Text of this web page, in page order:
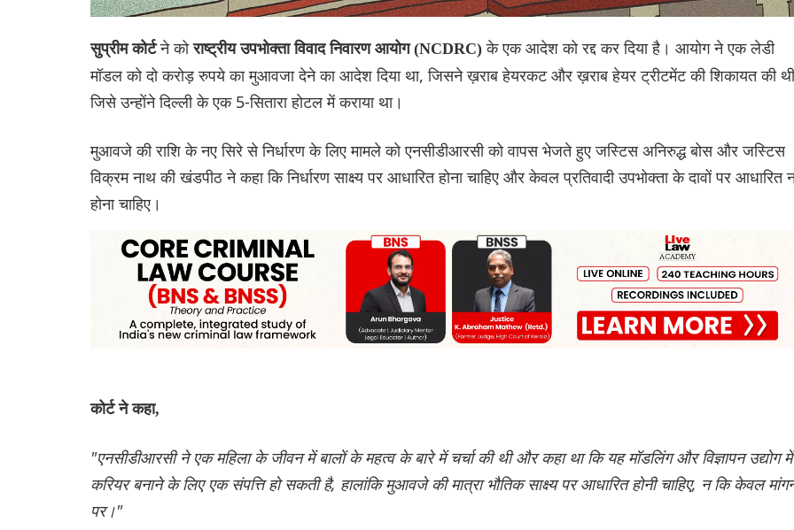
सुप्रीम कोर्टने कोराष्ट्रीय उपभोक्ता विवाद निवारण आयोग (NCDRC)के एक आदेश को रद्द कर दिया है। आयोग ने एक लेडी
मॉडल को दो करोड़ रुपये का मुआवजा देने का आदेश दिया था, जिसने ख़राब हेयरकट और ख़राब हेयर ट्रीटमेंट की शिकायत की
जिसे उन्होंने दिल्ली के एक 5-सितारा होटल में कराया था।
मुआवजे की राशि के नए सिरे से निर्धारण के लिए मामले को एनसीडीआरसी को वापस भेजते हुए जस्टिस अनिरुद्ध बोस और जस्टिस
विक्रम नाथ की खंडपीठ ने कहा कि निर्धारण साक्ष्य पर आधारित होना चाहिए और केवल प्रतिवादी उपभोक्ता के दावों पर आधारित
होना चाहिए।
कोर्ट ने कहा,
"एनसीडीआरसी ने एक महिला के जीवन में बालों के महत्व के बारे में चर्चा की थी और कहा था कि यह मॉडलिंग और विज्ञापन उद्योग में
करियर बनाने के लिए एक संपत्ति हो सकती है, हालांकि मुआवजे की मात्रा भौतिक साक्ष्य पर आधारित होनी चाहिए, न कि केवल
पर।"